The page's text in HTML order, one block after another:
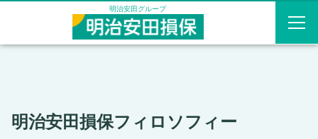
メニューを飛ばして本文へ明治安田グループ
明治安田損保フィロソフィー